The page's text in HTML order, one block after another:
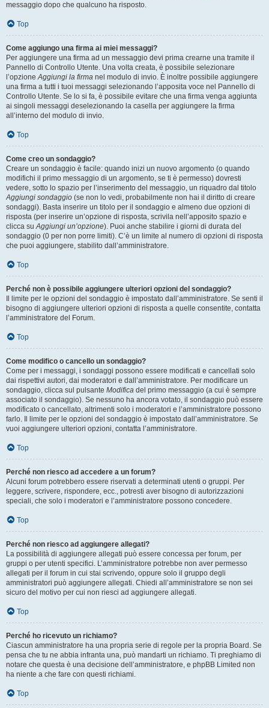
messaggio dopo che qualcuno ha risposto.
Top
Come aggiungo una firma ai miei messaggi?
Per aggiungere una firma ad un messaggio devi prima crearne una tramite il
Pannello di Controllo Utente. Una volta creata, è possibile selezionare
l’opzioneAggiungi la firma nel modulo di invio. È inoltre possibile aggiungere
una firma a tutti i tuoi messaggi selezionando l’apposita voce nel Pannello di
Controllo Utente. Se lo si fa, è possibile evitare che una firma venga aggiunta
ai singoli messaggi deselezionando la casella per aggiungere la firma
all’interno del modulo di invio.
Top
Come creo un sondaggio?
Creare un sondaggio è facile: quando inizi un nuovo argomento (o quando
modifichi il primo messaggio di un argomento, se ti è permesso) dovresti
vedere, sotto lo spazio per l’inserimento del messaggio, un riquadro dal titolo
Aggiungi sondaggio (se non lo vedi, probabilmente non hai il diritto di creare
sondaggi). Basta inserire un titolo per il sondaggio e almeno due opzioni di
risposta (per inserire un’opzione di risposta, scrivila nell’apposito spazio e
clicca suAggiungi un’opzione). Puoi anche stabilire i giorni di durata del
sondaggio (0 per non porre limiti). C’è un limite al numero di opzioni di risposta
che puoi aggiungere, stabilito dall’amministratore.
Top
Perché non è possibile aggiungere ulteriori opzioni del sondaggio?
Il limite per le opzioni del sondaggio è impostato dall’amministratore. Se senti il
bisogno di aggiungere ulteriori opzioni di risposta a quelle consentite, contatta
l’amministratore del Forum.
Top
Come modifico o cancello un sondaggio?
Come per i messaggi, i sondaggi possono essere modificati e cancellati solo
dai rispettivi autori, dai moderatori e dall’amministratore. Per modificare un
sondaggio, clicca sul pulsante Modifica del primo messaggio (a cui è sempre
associato il sondaggio). Se nessuno ha ancora votato, il sondaggio può essere
modificato o cancellato, altrimenti solo i moderatori e l’amministratore possono
farlo. Il limite per le opzioni del sondaggio è impostato dall’amministratore. Se
vuoi aggiungere ulteriori opzioni, contatta l’amministratore.
Top
Perché non riesco ad accedere a un forum?
Alcuni forum potrebbero essere riservati a determinati utenti o gruppi. Per
leggere, scrivere, rispondere, ecc., potresti aver bisogno di autorizzazioni
speciali, che solo i moderatori e l’amministratore possono concedere.
Top
Perché non riesco ad aggiungere allegati?
La possibilità di aggiungere allegati può essere concessa per forum, per
gruppi o per utenti specifici. L’amministratore potrebbe non aver permesso
allegati per il forum in cui stai scrivendo, oppure solo il gruppo degli
amministratori può aggiungere allegati. Chiedi all’amministratore se non sei
sicuro del motivo per cui non riesci ad aggiungere allegati.
Top
Perché ho ricevuto un richiamo?
Ciascun amministratore ha una propria serie di regole per la propria Board. Se
pensa che tu ne abbia infranta una, può mandarti un richiamo. Ti preghiamo di
notare che questa è una decisione dell’amministratore, e phpBB Limited non
ha niente a che fare con questi richiami.
Top